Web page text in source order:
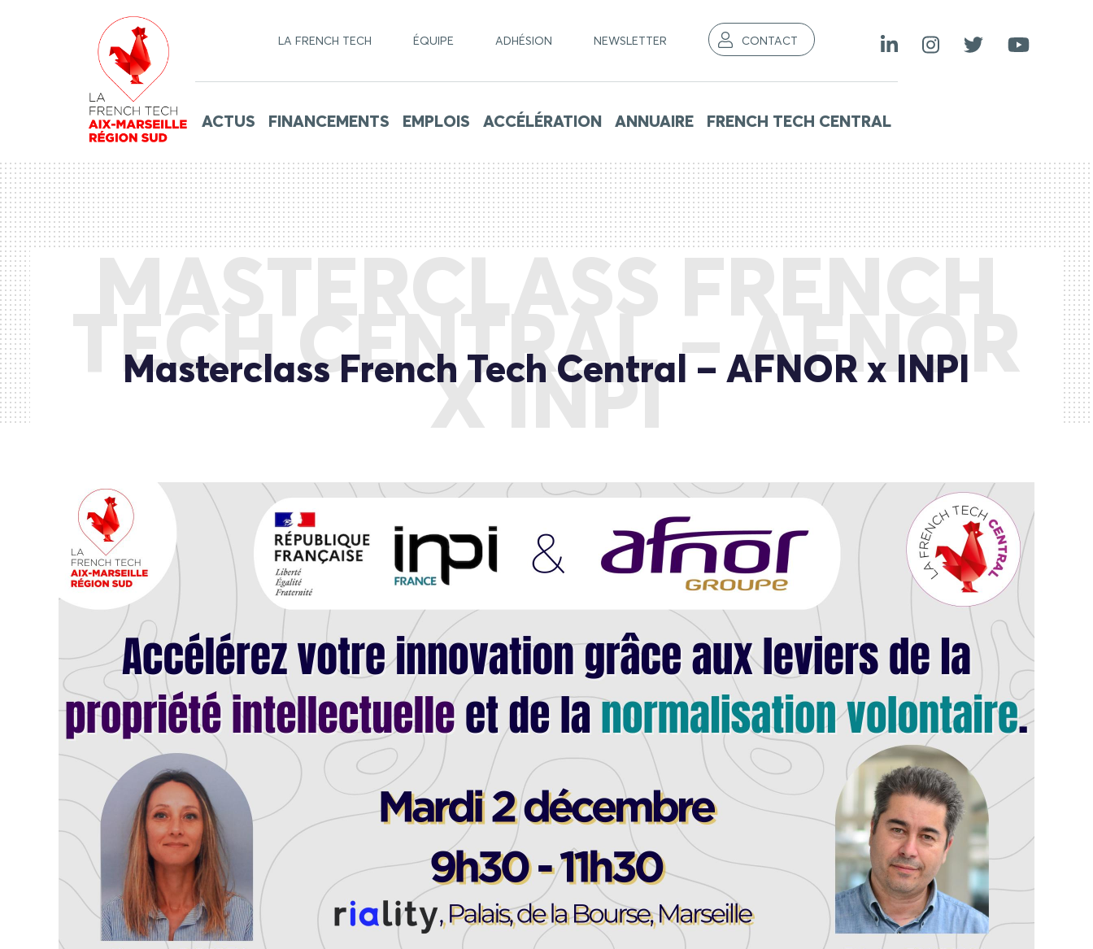
LA FRENCH TECH ÉQUIPE ADHÉSION NEWSLETTER CONTACT
ACTUS FINANCEMENTS EMPLOIS ACCÉLÉRATION ANNUAIRE FRENCH TECH CENTRAL
MASTERCLASS FRENCH
TECH CENTRAL – AFNOR
X INPI
Masterclass French Tech Central – AFNOR x INPI